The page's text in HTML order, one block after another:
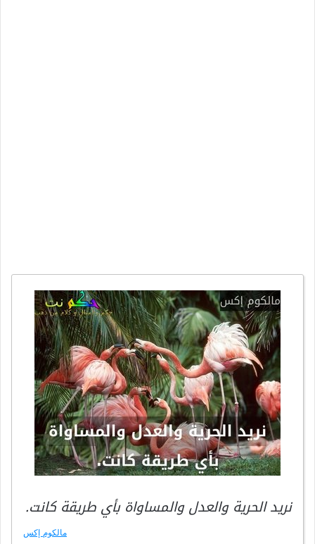
نريد الحرية والعدل والمساواة بأي طريقة كانت.
مالكوم إكس